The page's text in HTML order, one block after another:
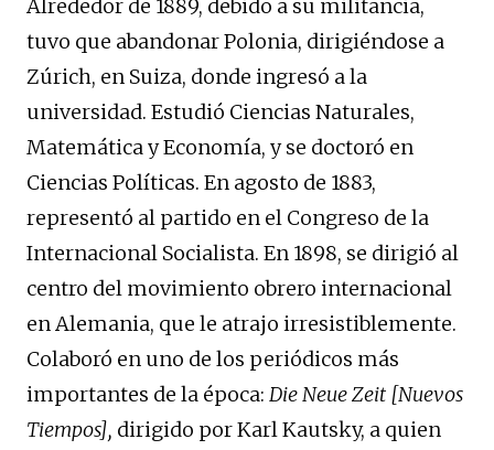
Alrededor de 1889, debido a su militancia,
tuvo que abandonar Polonia, dirigiéndose a
Zúrich, en Suiza, donde ingresó a la
universidad. Estudió Ciencias Naturales,
Matemática y Economía, y se doctoró en
Ciencias Políticas. En agosto de 1883,
representó al partido en el Congreso de la
Internacional Socialista. En 1898, se dirigió al
centro del movimiento obrero internacional
en Alemania, que le atrajo irresistiblemente.
Colaboró en uno de los periódicos más
importantes de la época: Die Neue Zeit [Nuevos
Tiempos], dirigido por Karl Kautsky, a quien